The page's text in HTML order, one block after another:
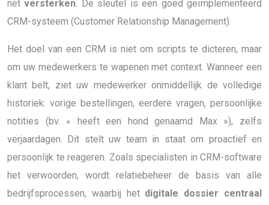
netversterken. De sleutel is een goed geïmplementeerd
CRM-systeem (Customer Relationship Management).
Het doel van een CRM is niet om scripts te dicteren, maar
om uw medewerkers te wapenen met context. Wanneer een
klant belt, ziet uw medewerker onmiddellijk de volledige
historiek: vorige bestellingen, eerdere vragen, persoonlijke
notities (bv. « heeft een hond genaamd Max »), zelfs
verjaardagen. Dit stelt uw team in staat om proactief en
persoonlijk te reageren. Zoals specialisten in CRM-software
het verwoorden, wordt relatiebeheer de basis van alle
bedrijfsprocessen, waarbij het digitale dossier centraal